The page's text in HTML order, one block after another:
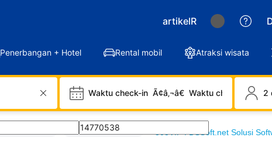
artikelR
Penerbangan + Hotel Rental mobil Atraksi wisata
Waktu check-in Ã¢â‚¬â€ Waktu check-out 2
artikel Hoki 303VIP 303VIP : DSSoft.net Solusi